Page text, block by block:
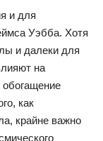
и для
Уэбба. Хотя
и далеки для
на
как
крайне важно